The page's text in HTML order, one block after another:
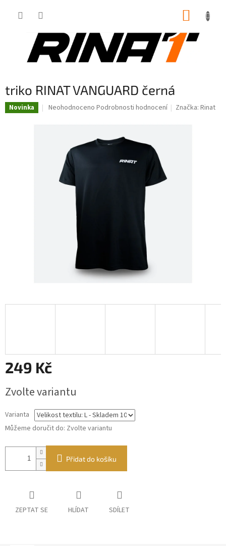
triko RINAT VANGUARD černá
Novinka
Průměrné
hvězdiček.
Neohodnoceno Podrobnosti hodnocení Značka:Rinat
249 Kč
cena:
Zvolte variantu
Varianta
Můžeme doručit do: Zvolte variantu
Přidat do košíku
ZEPTAT SE HLÍDAT SDÍLET